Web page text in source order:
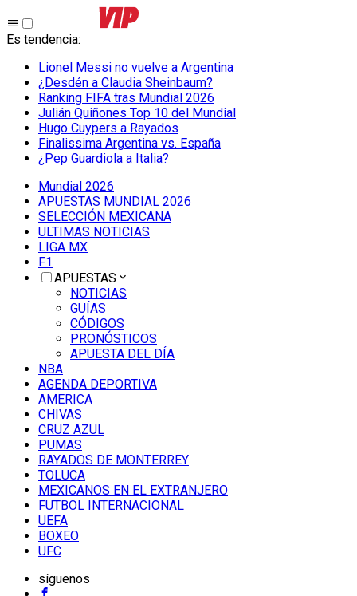
Es tendencia:
Lionel Messi no vuelve a Argentina
¿Desdén a Claudia Sheinbaum?
Ranking FIFA tras Mundial 2026
Julián Quiñones Top 10 del Mundial
Hugo Cuypers a Rayados
Finalissima Argentina vs. España
¿Pep Guardiola a Italia?
Mundial 2026
APUESTAS MUNDIAL 2026
SELECCIÓN MEXICANA
ULTIMAS NOTICIAS
LIGA MX
F1
APUESTAS
NOTICIAS
GUÍAS
CÓDIGOS
PRONÓSTICOS
APUESTA DEL DÍA
NBA
AGENDA DEPORTIVA
AMERICA
CHIVAS
CRUZ AZUL
PUMAS
RAYADOS DE MONTERREY
TOLUCA
MEXICANOS EN EL EXTRANJERO
FUTBOL INTERNACIONAL
UEFA
BOXEO
UFC
síguenos